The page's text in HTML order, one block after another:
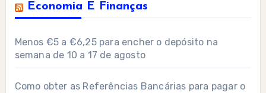
Economia E Finanças
Menos €5 a €6,25 para encher o depósito na
semana de 10 a 17 de agosto
Como obter as Referências Bancárias para pagar o